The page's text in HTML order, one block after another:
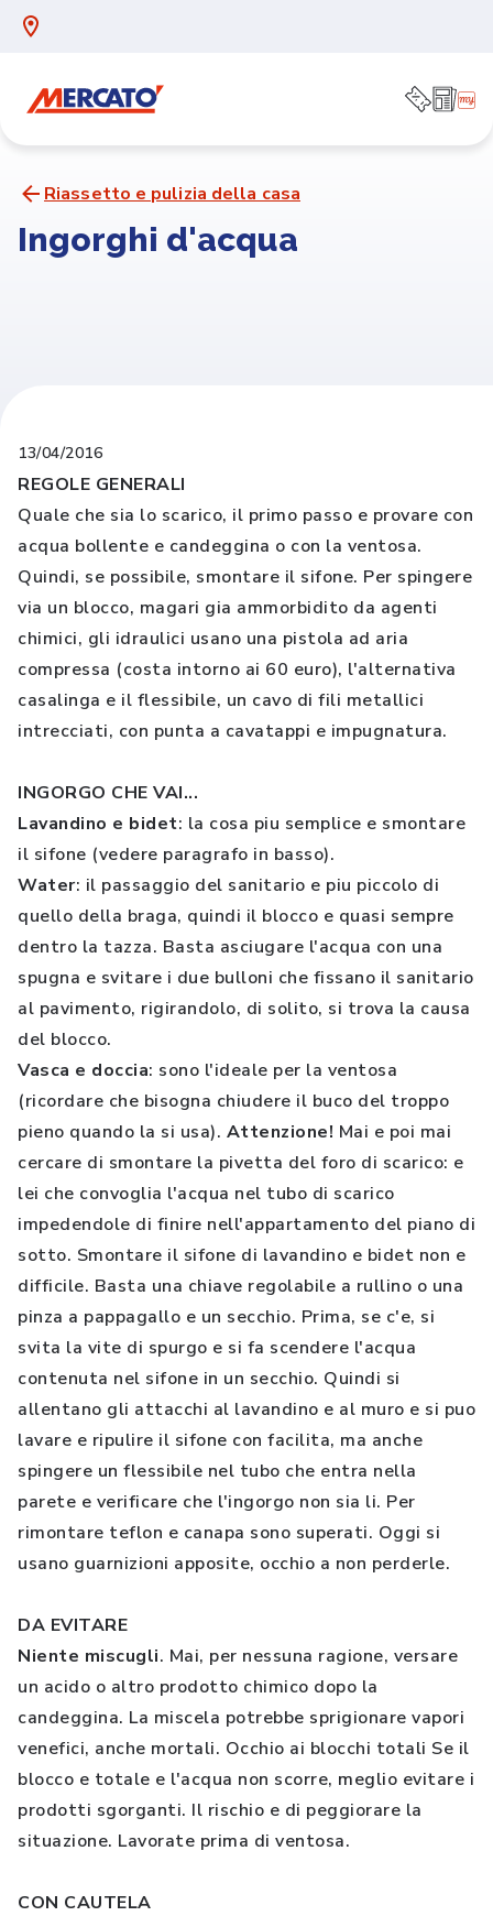
Riassetto e pulizia della casa
Ingorghi d'acqua
13/04/2016
REGOLE GENERALI
Quale che sia lo scarico, il primo passo e provare con
acqua bollente e candeggina o con la ventosa.
Quindi, se possibile, smontare il sifone. Per spingere
via un blocco, magari gia ammorbidito da agenti
chimici, gli idraulici usano una pistola ad aria
compressa (costa intorno ai 60 euro), l'alternativa
casalinga e il flessibile, un cavo di fili metallici
intrecciati, con punta a cavatappi e impugnatura.
INGORGO CHE VAI...
Lavandino e bidet: la cosa piu semplice e smontare
il sifone (vedere paragrafo in basso).
Water: il passaggio del sanitario e piu piccolo di
quello della braga, quindi il blocco e quasi sempre
dentro la tazza. Basta asciugare l'acqua con una
spugna e svitare i due bulloni che fissano il sanitario
al pavimento, rigirandolo, di solito, si trova la causa
del blocco.
Vasca e doccia: sono l'ideale per la ventosa
(ricordare che bisogna chiudere il buco del troppo
pieno quando la si usa). Attenzione! Mai e poi mai
cercare di smontare la pivetta del foro di scarico: e
lei che convoglia l'acqua nel tubo di scarico
impedendole di finire nell'appartamento del piano di
sotto. Smontare il sifone di lavandino e bidet non e
difficile. Basta una chiave regolabile a rullino o una
pinza a pappagallo e un secchio. Prima, se c'e, si
svita la vite di spurgo e si fa scendere l'acqua
contenuta nel sifone in un secchio. Quindi si
allentano gli attacchi al lavandino e al muro e si puo
lavare e ripulire il sifone con facilita, ma anche
spingere un flessibile nel tubo che entra nella
parete e verificare che l'ingorgo non sia li. Per
rimontare teflon e canapa sono superati. Oggi si
usano guarnizioni apposite, occhio a non perderle.
DA EVITARE
Niente miscugli. Mai, per nessuna ragione, versare
un acido o altro prodotto chimico dopo la
candeggina. La miscela potrebbe sprigionare vapori
venefici, anche mortali. Occhio ai blocchi totali Se il
blocco e totale e l'acqua non scorre, meglio evitare i
prodotti sgorganti. Il rischio e di peggiorare la
situazione. Lavorate prima di ventosa.
CON CAUTELA